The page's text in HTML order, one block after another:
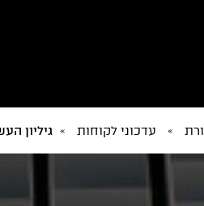
» עדכוני לקוחות » גיליון